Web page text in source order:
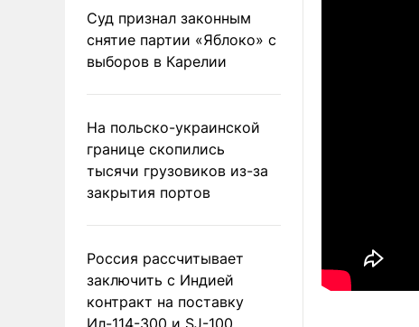
Суд признал законным
снятие партии «Яблоко» с
выборов в Карелии
На польско-украинской
границе скопились
тысячи грузовиков из-за
закрытия портов
Россия рассчитывает
заключить с Индией
контракт на поставку
Ил-114-300 и SJ-100